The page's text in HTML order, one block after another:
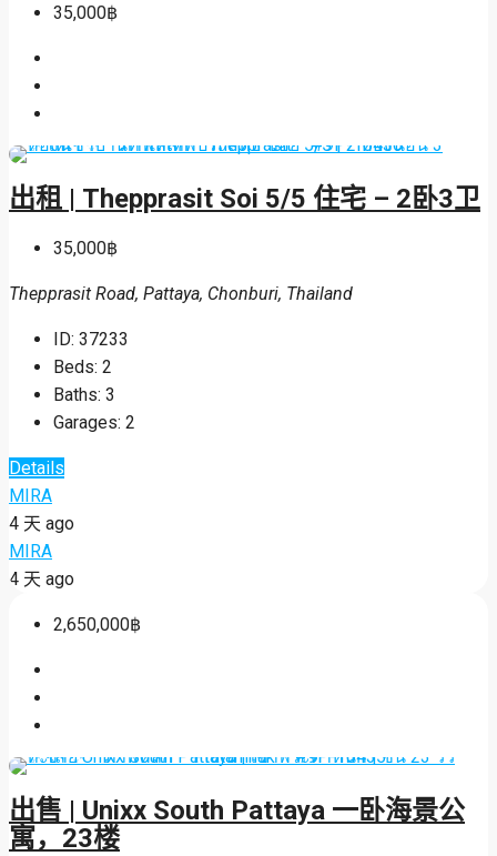
35,000฿
出租 | Thepprasit Soi 5/5 住宅 – 2卧3卫
35,000฿
Thepprasit Road, Pattaya, Chonburi, Thailand
ID: 37233
Beds: 2
Baths: 3
Garages: 2
Details
MIRA
4 天 ago
MIRA
4 天 ago
2,650,000฿
出售 | Unixx South Pattaya 一卧海景公
寓，23楼